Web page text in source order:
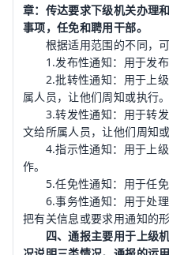
章：传达要求下级机关办理
事项，任免和聘用干部。
根据适用范围的不同，可
1.发布性通知：用于发布
2.批转性通知：用于上级
属人员，让他们周知或执行。
3.转发性通知：用于转发
文给所属人员，让他们周知或
4.指示性通知：用于上级
作。
5.任免性通知：用于任免
6.事务性通知：用于处理
把有关信息或要求用通知的
四、通报主要用于上级机